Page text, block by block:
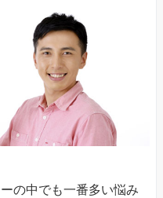
の中でも一番多い悩み